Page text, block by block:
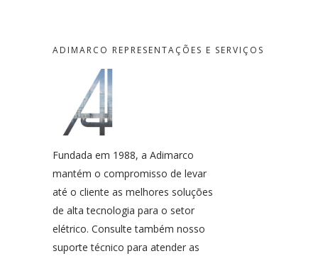
ADIMARCO REPRESENTAÇÕES E SERVIÇOS
Fundada em 1988, a Adimarco
mantém o compromisso de levar
até o cliente as melhores soluções
de alta tecnologia para o setor
elétrico. Consulte também nosso
suporte técnico para atender as